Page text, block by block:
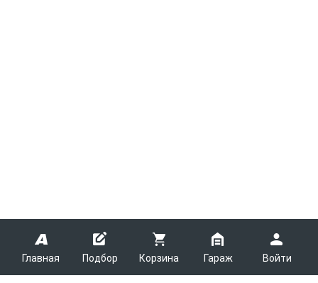
Главная Подбор Корзина Гараж Войти